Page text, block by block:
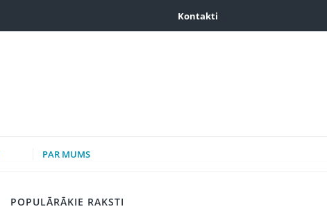
Kontakti
PAR MUMS
POPULĀRĀKIE RAKSTI